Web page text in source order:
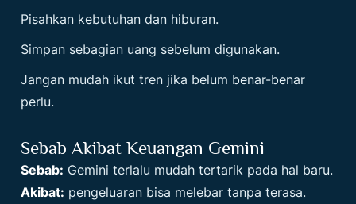
Pisahkan kebutuhan dan hiburan.
Simpan sebagian uang sebelum digunakan.
Jangan mudah ikut tren jika belum benar-benar
perlu.
Sebab Akibat Keuangan Gemini
Sebab: Gemini terlalu mudah tertarik pada hal baru.
Akibat: pengeluaran bisa melebar tanpa terasa.